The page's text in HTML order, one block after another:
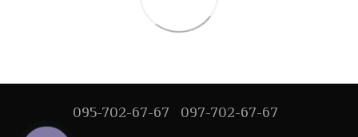
095-702-67-67 097-702-67-67